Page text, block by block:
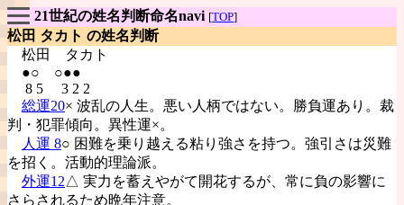
21世紀の姓名判断命名navi [TOP]
松田 タカト の姓名判断
松田
タカト
●○ ○●●
8 5 3 2 2
総運20× 波乱の人生。悪い人柄ではない。勝負運あり。裁
判・犯罪傾向。異性運×。
人運 8○ 困難を乗り越える粘り強さを持つ。強引さは災難
を招く。活動的理論派。
外運12△ 実力を蓄えやがて開花するが、常に負の影響に
さらされるため晩年注意。